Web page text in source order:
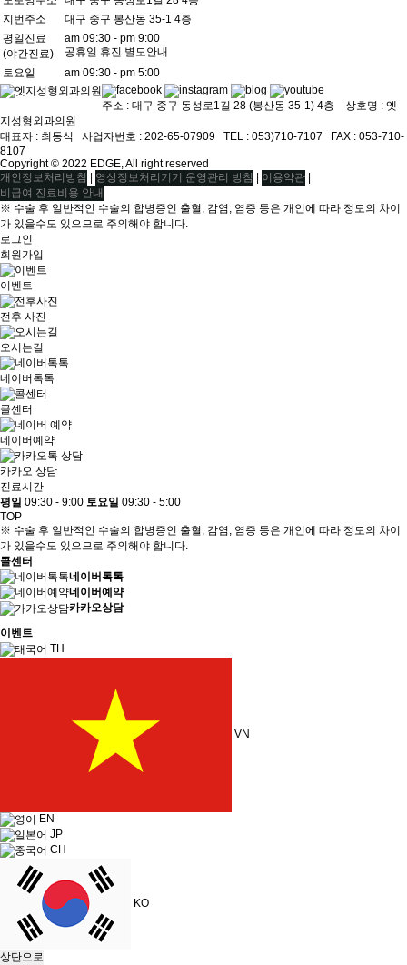
지번주소
대구 중구 봉산동 35-1 4층
평일진료
(야간진료)
am 09:30 - pm 9:00
공휴일 휴진 별도안내
토요일
am 09:30 - pm 5:00
주소 : 대구 중구 동성로1길 28 (봉산동 35-1) 4층 상호명 : 엣
지성형외과의원
대표자 : 최동식ㅤ 사업자번호 : 202-65-07909ㅤ TEL : 053)710-7107ㅤ FAX : 053-710-
8107
Copyright © 2022 EDGE, All right reserved
개인정보처리방침 | 영상정보처리기기 운영관리 방침 | 이용약관 |
비급여 진료비용 안내
※ 수술 후 일반적인 수술의 합병증인 출혈, 감염, 염증 등은 개인에 따라 정도의 차이
가 있을수도 있으므로 주의해야 합니다.
로그인
회원가입
이벤트
전후 사진
오시는길
네이버톡톡
콜센터
네이버예약
카카오 상담
진료시간
평일 09:30 - 9:00 토요일 09:30 - 5:00
TOP
※ 수술 후 일반적인 수술의 합병증인 출혈, 감염, 염증 등은 개인에 따라 정도의 차이
가 있을수도 있으므로 주의해야 합니다.
콜센터
네이버톡톡
네이버예약
카카오상담
이벤트
TH
VN
EN
JP
CH
KO
상단으로